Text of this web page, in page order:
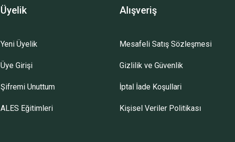
Üyelik
Yeni Üyelik
Üye Girişi
Şifremi Unuttum
ALES Eğitimleri
Alışveriş
Mesafeli Satış Sözleşmesi
Gizlilik ve Güvenlik
İptal İade Koşullari
Kişisel Veriler Politikası